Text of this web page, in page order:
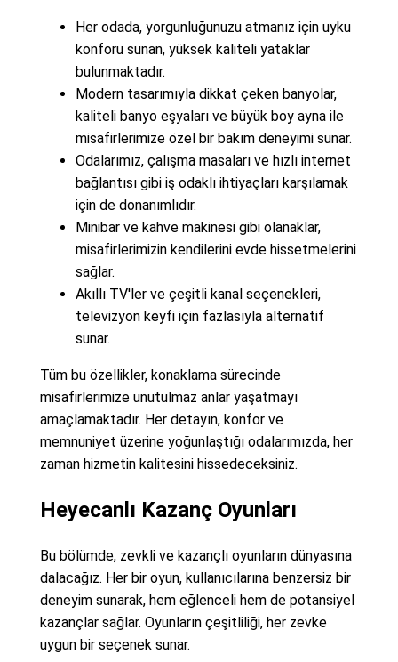
Her odada, yorgunluğunuzu atmanız için uyku
konforu sunan, yüksek kaliteli yataklar
bulunmaktadır.
Modern tasarımıyla dikkat çeken banyolar,
kaliteli banyo eşyaları ve büyük boy ayna ile
misafirlerimize özel bir bakım deneyimi sunar.
Odalarımız, çalışma masaları ve hızlı internet
bağlantısı gibi iş odaklı ihtiyaçları karşılamak
için de donanımlıdır.
Minibar ve kahve makinesi gibi olanaklar,
misafirlerimizin kendilerini evde hissetmelerini
sağlar.
Akıllı TV'ler ve çeşitli kanal seçenekleri,
televizyon keyfi için fazlasıyla alternatif
sunar.
Tüm bu özellikler, konaklama sürecinde
misafirlerimize unutulmaz anlar yaşatmayı
amaçlamaktadır. Her detayın, konfor ve
memnuniyet üzerine yoğunlaştığı odalarımızda, her
zaman hizmetin kalitesini hissedeceksiniz.
Heyecanlı Kazanç Oyunları
Bu bölümde, zevkli ve kazançlı oyunların dünyasına
dalacağız. Her bir oyun, kullanıcılarına benzersiz bir
deneyim sunarak, hem eğlenceli hem de potansiyel
kazançlar sağlar. Oyunların çeşitliliği, her zevke
uygun bir seçenek sunar.